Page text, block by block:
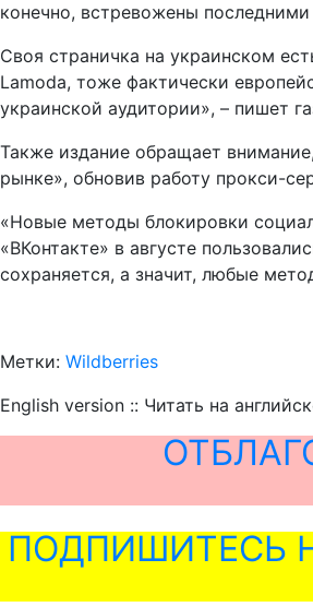
конечно, встревожены
Своя страничка на украинском
Lamoda, тоже фактически
украинской аудитории», – пишет
Также издание обращает
рынке», обновив работу прокси-
«Новые методы блокировки
«ВКонтакте» в августе
сохраняется, а значит, любые
Метки: Wildberries
English version :: Читать на
ПОДПИШИТЕСЬ